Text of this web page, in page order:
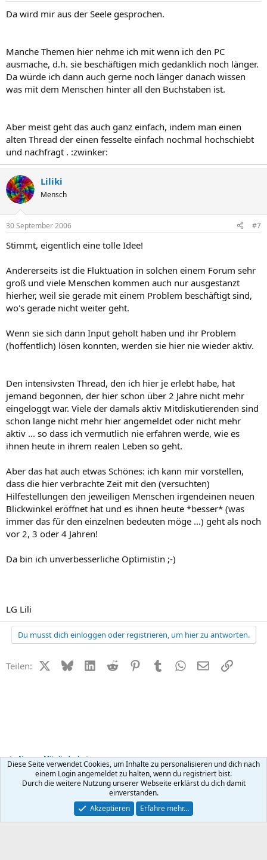
Da wird mir aus der Seele gesprochen.
Manche Themen hier nehme ich mit wenn ich den PC
ausmache, d.h. sie beschäftigen mich gedanklich noch länger.
Da würde ich dann auch gerne noch länger danach wissen
was mit dem Menschen hinter all den Buchstaben ist.
Aber meist geht das auch ganz einfach, indem man einen
alten Thread der einen fesselte einfach nochmal hochschiebt
und nachfragt . :zwinker:
Liliki
Mensch
30 September 2006 #7
Stimmt, eigentlich eine tolle Idee!
Andererseits ist die Fluktuation in solchen einem Forum sehr
groß und viele Menschen kommen auch nur ausgestanzt
hierher, weil sie gerade mit einem Problem beschäftigt sind,
wo's gerade nicht weiter geht.
Wenn sie sich dann Input geholt haben und ihr Problem
(hoffentlich) lösen konnten, werden sie hier nie wieder aktiv.
Den intensivsten Thread, den ich hier je erlebt habe, hat
jemand begonnen, der hier schon über 2 Jahre nicht mehr
eingeloggt war. Viele der damals aktiv Mitdiskutierenden sind
schon lange nicht mehr hier angemeldet oder nicht mehr
aktiv ... so dass ich vermutlich nie erfahren werde, wie es
ihnen heute in ihrem realen Leben so geht.
Aber das hat auch etwas Schönes: ich kann mir vorstellen,
dass die hier verbrachte Zeit mit den (versuchten)
Hilfestellungen den jeweiligen Menschen irgendeinen neuen
Blickwinkel eröffnet hat und es ihnen heute *besser* (was
immer das für den einzelnen bedeuten möge ...) geht als noch
vor 2, 3 oder 4 Jahren!
Da bin ich unverbesserliche Optimistin ;-)
LG Lili
Du musst dich einloggen oder registrieren, um hier zu antworten.
Teilen: X (Twitter)
BlueskyLinkedIn
Reddit PinterestTumblr WhatsApp
E-MailLink
News + Mitgliederbetreuung
Kontakt Nutzungsbedingungen Datenschutz Hilfe
R
Community platform by XenForo ® © 2010-2026 XenForo Ltd.
Diese Seite verwendet Cookies, um Inhalte zu personalisieren und dich nach
einem Login angemeldet zu halten, wenn du registriert bist.
Durch die weitere Nutzung unserer Webseite erklärst du dich damit
einverstanden.
Akzeptieren
Erfahre mehr…